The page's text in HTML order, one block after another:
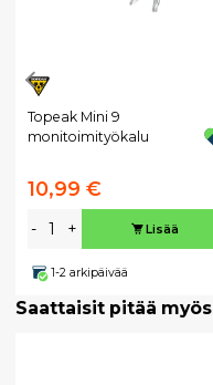
Topeak Mini 9
monitoimityökalu
10,99 €
- + Lisää
1-2 arkipäivää
Saattaisit pitää myös